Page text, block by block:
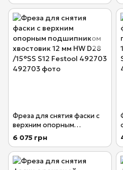
Фреза для снятия фаски с
верхним опорным
подшипником хвостовик 12
мм HW D28 /15°SS S12
Festool 492703
6 075 грн